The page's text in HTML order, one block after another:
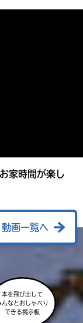
家時間が楽し
動画一覧へ
んなとおしゃべり
できる掲示板